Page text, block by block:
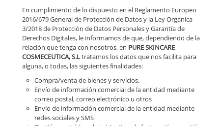
En cumplimiento de lo dispuesto en el Reglamento Europeo
2016/679 General de Protección de Datos y la Ley Orgánica
3/2018 de Protección de Datos Personales y Garantía de
Derechos Digitales, le informamos de que, dependiendo de la
relación que tenga con nosotros, en PURE SKINCARE
COSMECEUTICA, S.Ltratamos los datos que nos facilita para
alguna, o todas, las siguientes finalidades:
Compra/venta de bienes y servicios.
Envío de información comercial de la entidad mediante
correo postal, correo electrónico u otros
Envío de información comercial de la entidad mediante
redes sociales y SMS